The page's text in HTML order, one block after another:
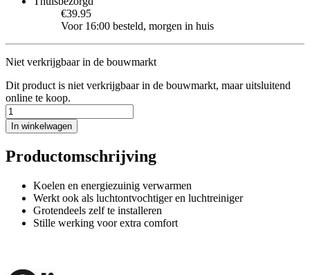
€39.95
Voor 16:00 besteld, morgen in huis
Niet verkrijgbaar in de bouwmarkt
Dit product is niet verkrijgbaar in de bouwmarkt, maar uitsluitend
online te koop.
In winkelwagen
Productomschrijving
Koelen en energiezuinig verwarmen
Werkt ook als luchtontvochtiger en luchtreiniger
Grotendeels zelf te installeren
Stille werking voor extra comfort